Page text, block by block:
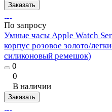
Заказать
По запросу
Умные часы Apple Watch
корпус розовое золото/
силиконовый ремешок)
0
0
В наличии
Заказать